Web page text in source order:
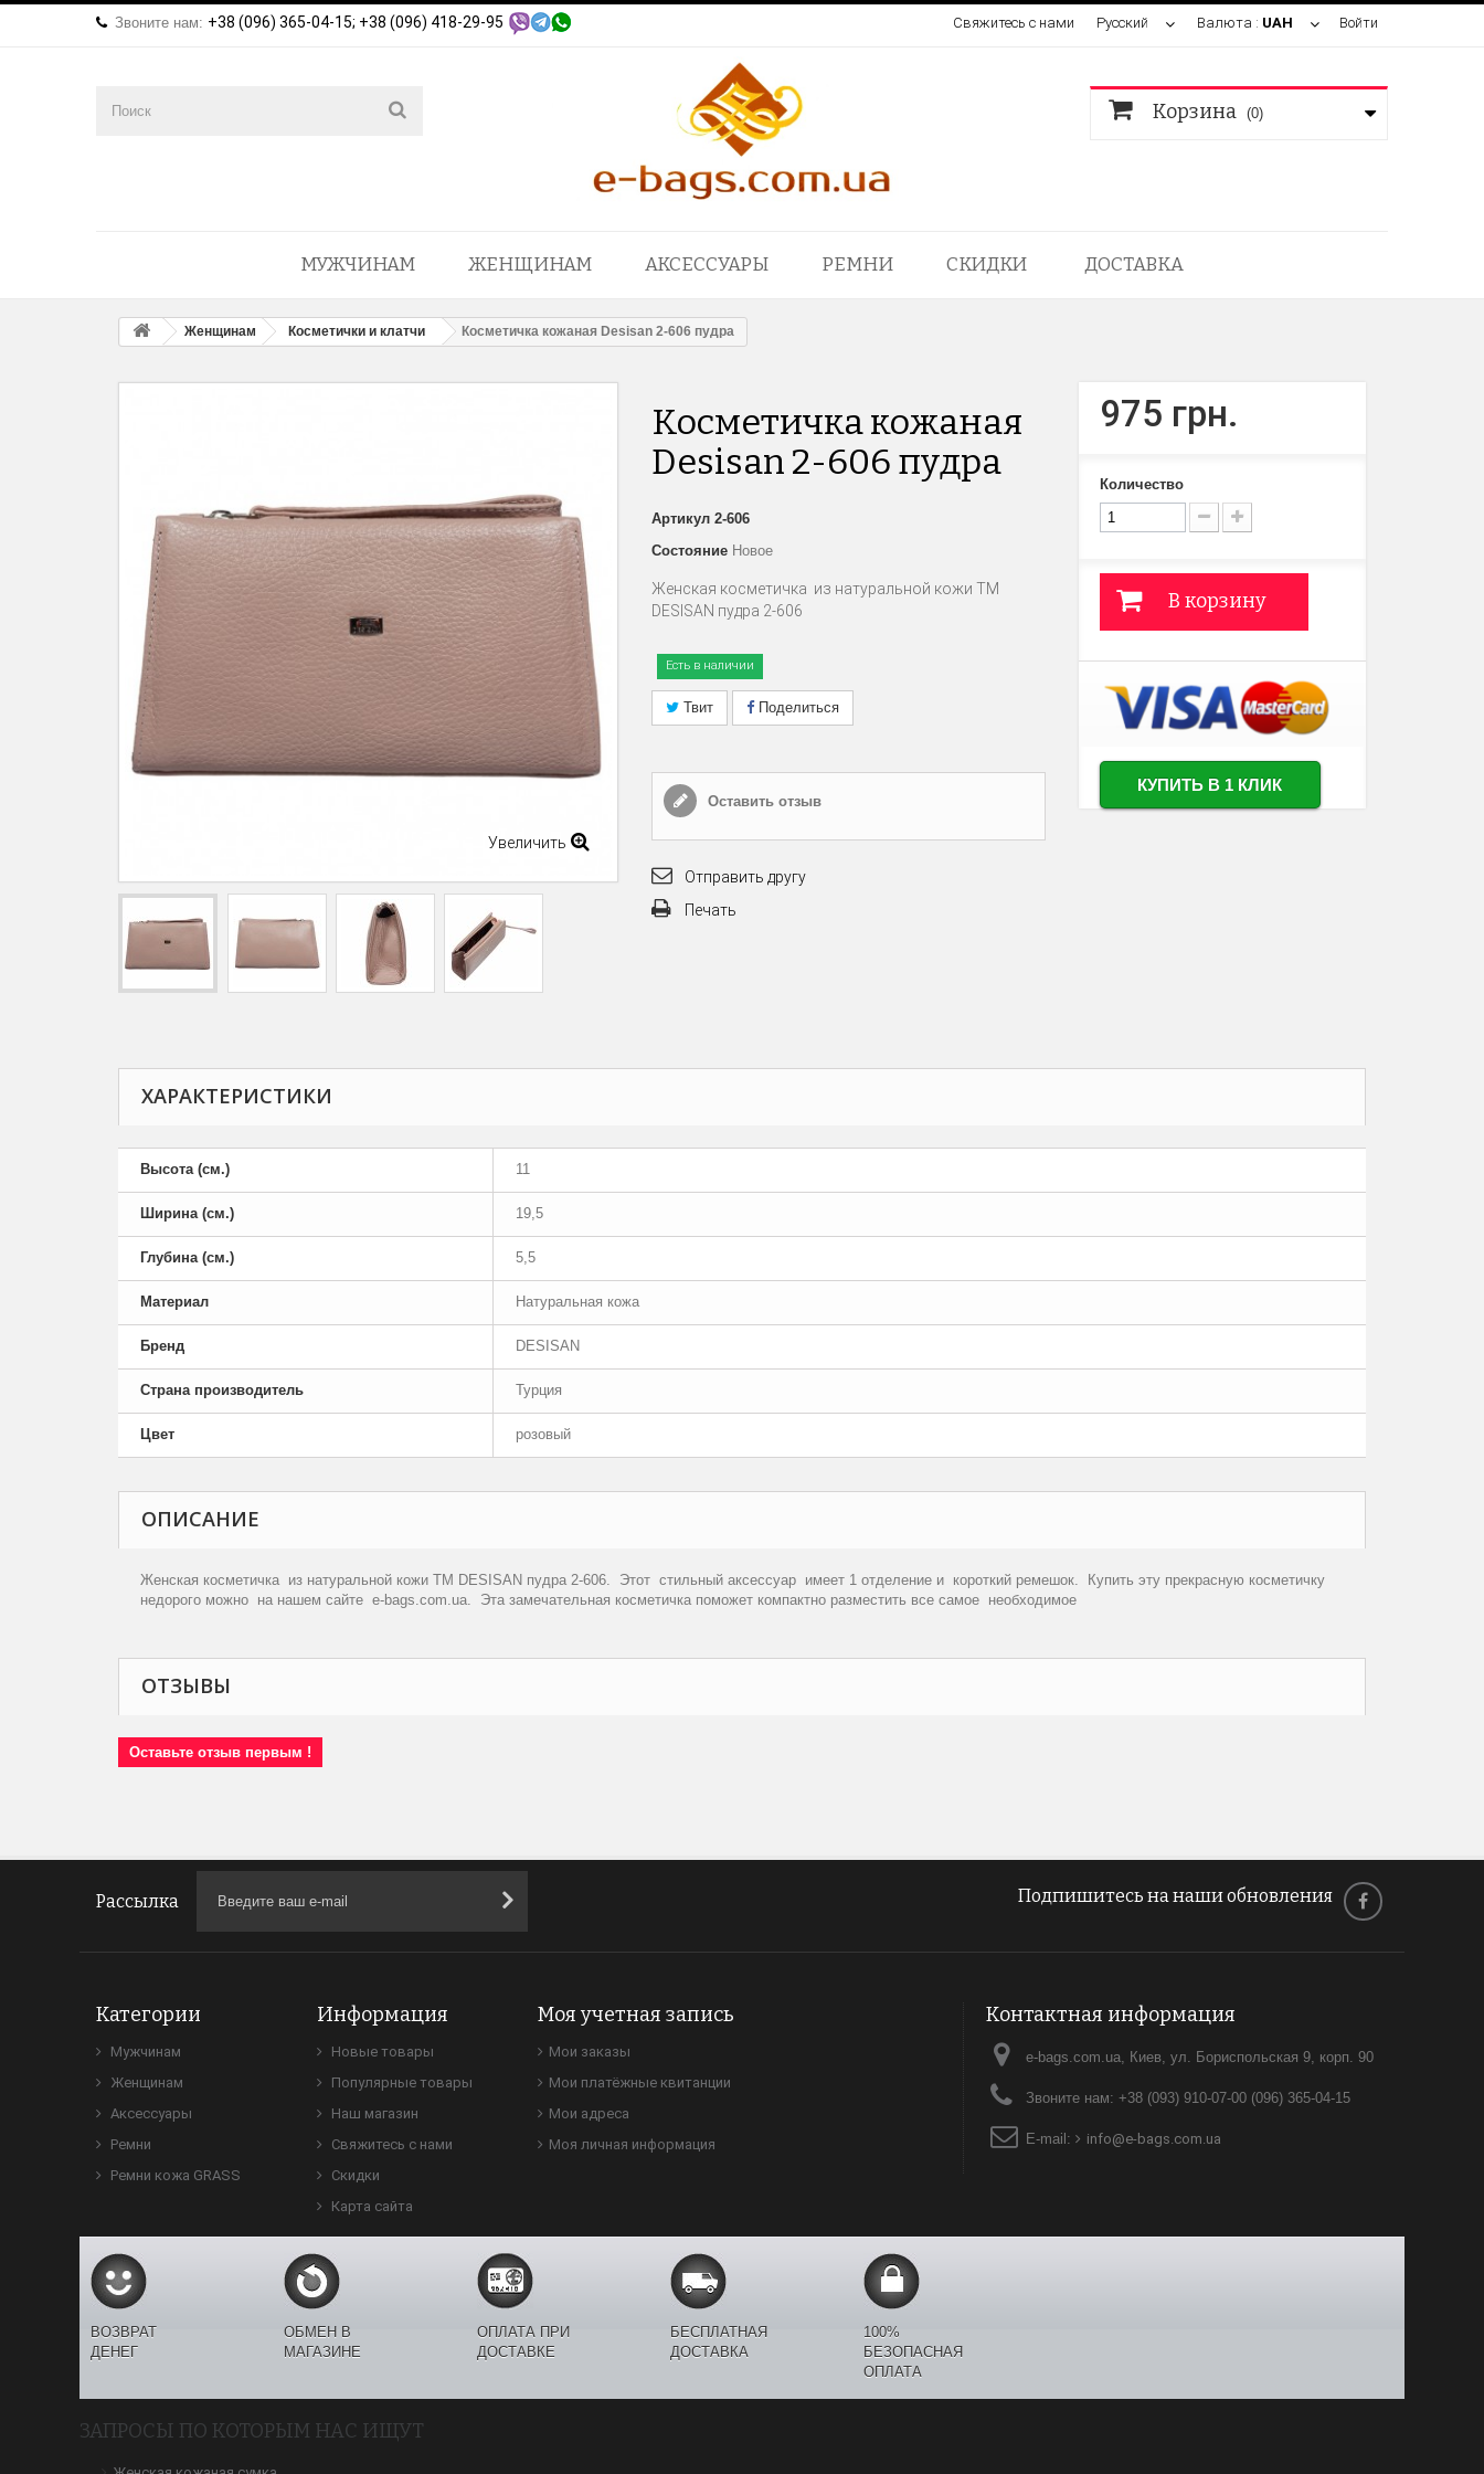
Войти
Валюта : UAH
Русский
Свяжитесь с нами
Звоните нам: +38 (096) 365-04-15; +38 (096) 418-29-95
Корзина (0)
МУЖЧИНАМ ЖЕНЩИНАМ АКСЕССУАРЫ РЕМНИ СКИДКИ ДОСТАВКА
Женщинам Косметички и клатчи Косметичка кожаная Desisan 2-606 пудра
Увеличить
Косметичка кожаная
Desisan 2-606 пудра
Артикул 2-606
Состояние Новое
Женская косметичка из натуральной кожи ТМ
DESISAN пудра 2-606
Есть в наличии
Твит Поделиться
Оставить отзыв
Отправить другу
Печать
975 грн.
Количество
В корзину
КУПИТЬ В 1 КЛИК
ХАРАКТЕРИСТИКИ
Высота (см.) 11
Ширина (см.) 19,5
Глубина (см.) 5,5
Материал Натуральная кожа
Бренд DESISAN
Страна производитель Турция
Цвет розовый
ОПИСАНИЕ
Женская косметичка из натуральной кожи ТМ DESISAN пудра 2-606. Этот стильный аксессуар имеет 1 отделение и короткий ремешок. Купить эту прекрасную косметичку
недорого можно на нашем сайте e-bags.com.ua. Эта замечательная косметичка поможет компактно разместить все самое необходимое
ОТЗЫВЫ
Оставьте отзыв первым !
Рассылка Подпишитесь на наши обновления
Категории
Мужчинам
Женщинам
Аксессуары
Ремни
Ремни кожа GRASS
Информация
Новые товары
Популярные товары
Наш магазин
Свяжитесь с нами
Скидки
Карта сайта
Моя учетная запись
Мои заказы
Мои платёжные квитанции
Мои адреса
Моя личная информация
Контактная информация
e-bags.com.ua, Киев, ул. Бориспольская 9, корп. 90
Звоните нам: +38 (093) 910-07-00 (096) 365-04-15
E-mail: info@e-bags.com.ua
ВОЗВРАТ
ДЕНЕГ
ОБМЕН В
МАГАЗИНЕ
ОПЛАТА ПРИ
ДОСТАВКЕ
БЕСПЛАТНАЯ
ДОСТАВКА
100%
БЕЗОПАСНАЯ
ОПЛАТА
ЗАПРОСЫ ПО КОТОРЫМ НАС ИЩУТ